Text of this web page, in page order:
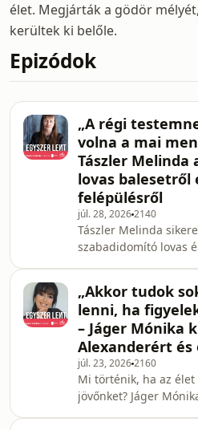
élet. Megjárták a gödör
kerültek ki belőle.
Epizódok
„A régi
volna a mai
Tászler Melinda
lovas balesetről
felépülésről
júl. 28, 20262140
Tászler Melinda
szabadidomító lovas
kóma, az arc- és
valamint a féloldali
teljesen meg kellett
és elfogadni az „új
traumák
mindannyiunk
de egy segítő,
a környezetünkben
„Akkor tudok
lenni, ha
– Jáger Mónika
Alexanderért
júl. 23, 20262160
Mi történik, ha az
jövőnket? Jáger